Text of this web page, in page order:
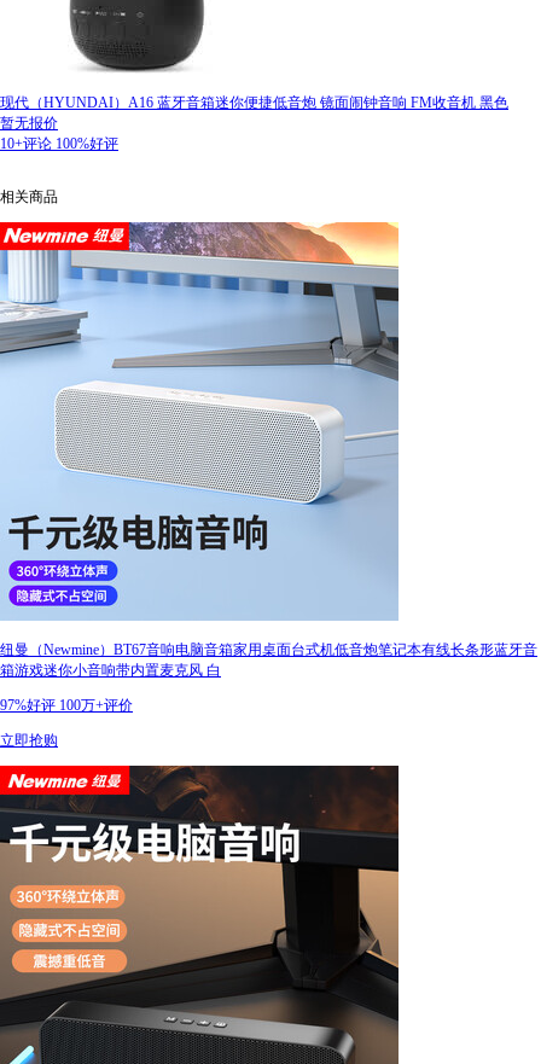
现代（HYUNDAI）A16 蓝牙音箱迷你便捷低音炮 镜面闹钟音响 FM收音机 黑色
暂无报价
10+评论 100%好评
相关商品
纽曼（Newmine）BT67音响电脑音箱家用桌面台式机低音炮笔记本有线长条形蓝牙音
箱游戏迷你小音响带内置麦克风 白
97%好评 100万+评价
立即抢购